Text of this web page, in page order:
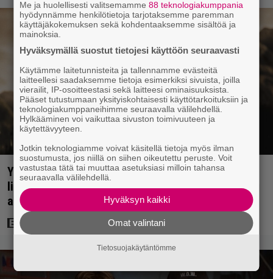
Yöllä tv:ssä: Sotaelokuvan näyttelijät kasvattivat
lihakset nopeasti erikoisella kikalla – IMDb-
arvosana on 7,6
Me ja huolellisesti valitsemamme88 teknologiakumppania
hyödynnämme henkilötietoja tarjotaksemme paremman
käyttäjäkokemuksen sekä kohdentaaksemme sisältöä ja
mainoksia.
Hyväksymällä suostut tietojesi käyttöön seuraavasti
Käytämme laitetunnisteita ja tallennamme evästeitä
laitteellesi saadaksemme tietoja esimerkiksi sivuista, joilla
vierailit, IP-osoitteestasi sekä laitteesi ominaisuuksista.
Pääset tutustumaan yksityiskohtaisesti käyttötarkoituksiin ja
teknologiakumppaneihimme seuraavalla välilehdellä.
Hylkääminen voi vaikuttaa sivuston toimivuuteen ja
käytettävyyteen.
Jotkin teknologiamme voivat käsitellä tietoja myös ilman
suostumusta, jos niillä on siihen oikeutettu peruste. Voit
vastustaa tätä tai muuttaa asetuksiasi milloin tahansa
seuraavalla välilehdellä.
Hyväksyn kaikki
Omat valintani
Tietosuojakäytäntömme